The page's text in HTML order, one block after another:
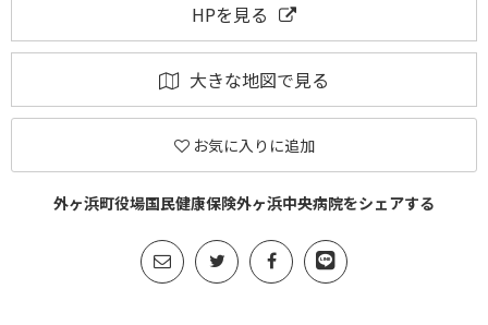
HPを見る
大きな地図で見る
お気に入りに追加
外ヶ浜町役場国民健康保険外ヶ浜中央病院をシェアする